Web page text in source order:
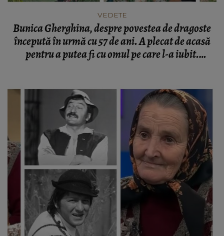
VEDETE
Bunica Gherghina, despre povestea de dragoste
începută în urmă cu 57 de ani. A plecat de acasă
pentru a putea fi cu omul pe care l-a iubit.